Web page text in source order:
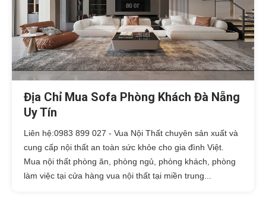
Địa Chỉ Mua Sofa Phòng Khách Đà Nẵng
Uy Tín
Liên hệ:0983 899 027 - Vua Nội Thất chuyên sản xuất và
cung cấp nội thất an toàn sức khỏe cho gia đình Việt.
Mua nội thất phòng ăn, phòng ngủ, phòng khách, phòng
làm việc tại cửa hàng vua nội thất tại miền trung...